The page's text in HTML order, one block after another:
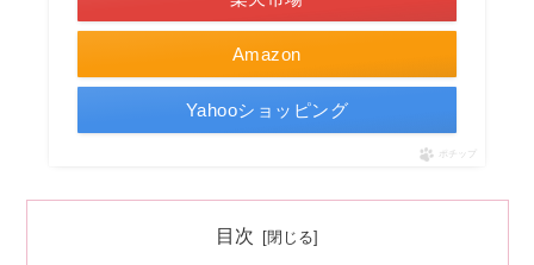
Amazon
Yahooショッピング
ポチップ
目次